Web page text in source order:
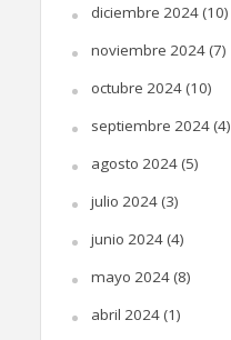
diciembre 2024(10)
noviembre 2024(7)
octubre 2024(10)
septiembre 2024(4)
agosto 2024(5)
julio 2024(3)
junio 2024(4)
mayo 2024(8)
abril 2024(1)